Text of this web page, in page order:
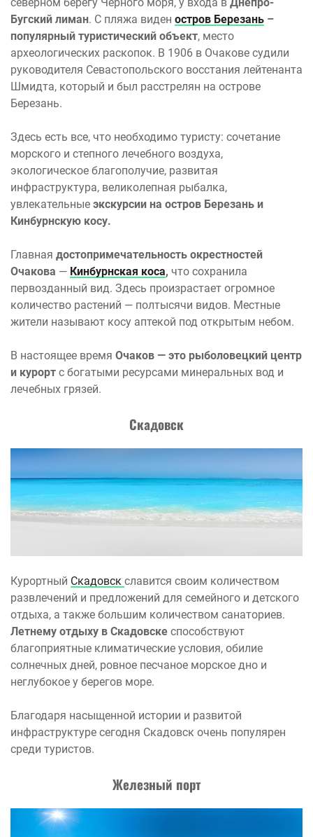
Бугский лиман. С пляжа виден остров Березань –
популярный туристический объект, место
археологических раскопок. В 1906 в Очакове судили
руководителя Севастопольского восстания лейтенанта
Шмидта, который и был расстрелян на острове
Березань.
Здесь есть все, что необходимо туристу: сочетание
морского и степного лечебного воздуха,
экологическое благополучие, развитая
инфраструктура, великолепная рыбалка,
увлекательные экскурсии на остров Березань и
Кинбурнскую косу.
Главная достопримечательность окрестностей
Очакова — Кинбурнская коса, что сохранила
первозданный вид. Здесь произрастает огромное
количество растений — полтысячи видов. Местные
жители называют косу аптекой под открытым небом.
В настоящее время Очаков — это рыболовецкий центр
и курорт с богатыми ресурсами минеральных вод и
лечебных грязей.
Скадовск
Курортный Скадовск славится своим количеством
развлечений и предложений для семейного и детского
отдыха, а также большим количеством санаториев.
Летнему отдыху в Скадовске способствуют
благоприятные климатические условия, обилие
солнечных дней, ровное песчаное морское дно и
неглубокое у берегов море.
Благодаря насыщенной истории и развитой
инфраструктуре сегодня Скадовск очень популярен
среди туристов.
Железный порт